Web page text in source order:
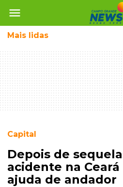
menu
Mais lidas
Capital
Depois de
acidente na
ajuda de andador